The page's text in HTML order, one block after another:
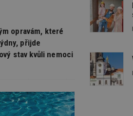
opravám, které
přijde
stav kvůli nemoci